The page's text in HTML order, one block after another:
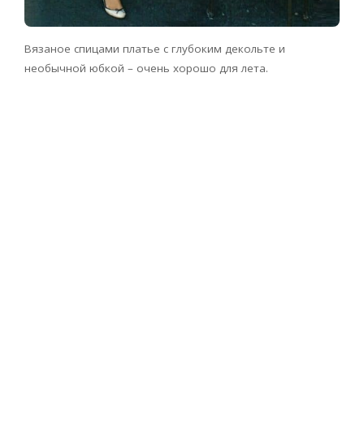
Вязаное спицами платье с глубоким декольте и
необычной юбкой – очень хорошо для лета.